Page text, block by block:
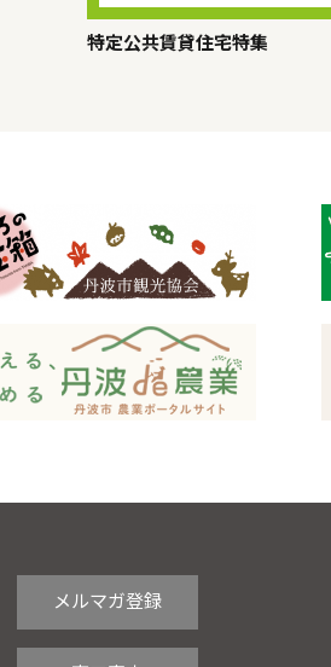
特定公共賃貸住宅特集
メルマガ登録